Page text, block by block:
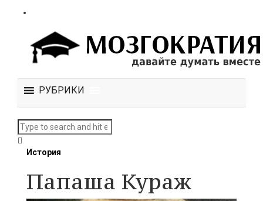
РУБРИКИ
История
Папаша Кураж